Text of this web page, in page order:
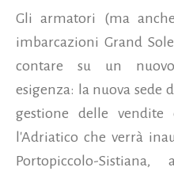
Gli armatori (ma
imbarcazioni Grand
contare su un nuovo
esigenza: la nuova sede
gestione delle vendite
l'Adriatico che verrà
Portopiccolo-